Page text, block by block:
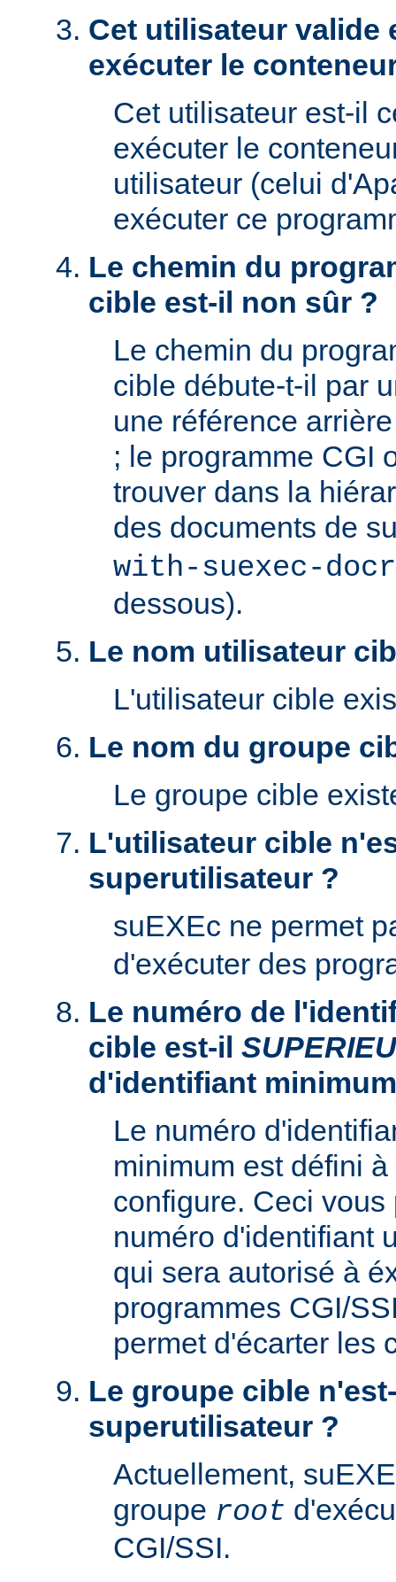
Cet utilisateur valide
exécuter le
Cet utilisateur est-il
exécuter le
utilisateur (celui
exécuter ce
Le chemin du
cible est-il non sûr ?
Le chemin du
cible débute-t-il par
une référence
; le programme CGI
trouver dans la
des documents de
with-suexec-
dessous).
Le nom utilisateur
L'utilisateur cible
Le nom du groupe
Le groupe cible
L'utilisateur cible
superutilisateur ?
suEXEc ne permet
d'exécuter des
Le numéro de
cible est-il
d'identifiant
Le numéro
minimum est défini
configure. Ceci
numéro d'identifiant
qui sera autorisé à
programmes CGI/
permet d'écarter les
Le groupe cible
superutilisateur ?
Actuellement,
groupe root
CGI/SSI.